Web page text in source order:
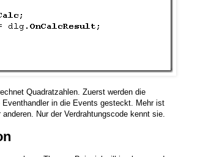
Quadratzahlen. Zuerst werden die
in die Events gesteckt. Mehr ist
Nur der Verdrahtungscode kennt sie.